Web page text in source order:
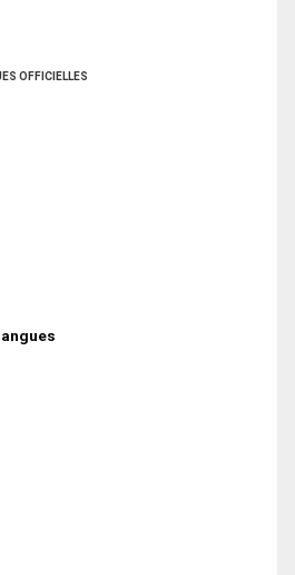
OFFICIELLES